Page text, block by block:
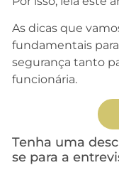
As dicas que
fundamentais
segurança tanto
funcionária.
Tenha uma
se para a